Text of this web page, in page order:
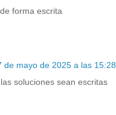
forma escrita
de mayo de 2025 a las 15:28
soluciones sean escritas